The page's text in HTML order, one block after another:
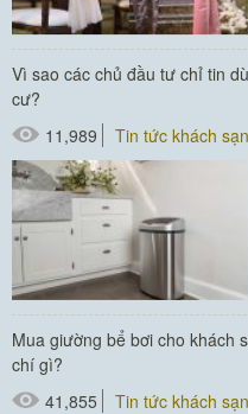
Vì sao các chủ đầu tư chỉ tin
cư?
11,989
Tin tức khách sạn
Mua giường bể bơi cho khách
chí gì?
41,855
Tin tức khách sạn